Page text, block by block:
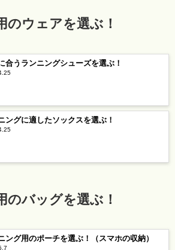
のウェアを選ぶ！
合うランニングシューズを選ぶ！
ングに適したソックスを選ぶ！
のバッグを選ぶ！
ング用のポーチを選ぶ！（スマホの収納）